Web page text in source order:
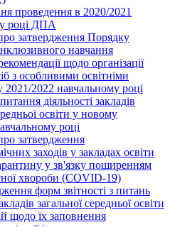
проведення в 2020/2021
році ДПА
затвердження Порядку
інклюзивного навчання
щодо організації
з особливими освітніми
2021/2022 навчальному році
діяльності закладів
освіти у новому
році
затвердження
заходів у закладах освіти
у зв'язку поширенням
хвороби (COVID-19)
форм звітності з питань
загальної середньої освіти
щодо їх заповнення